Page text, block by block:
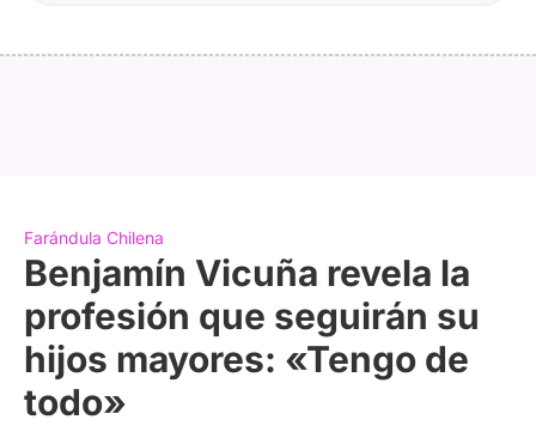
Farándula Chilena
Benjamín Vicuña revela la
profesión que seguirán su
hijos mayores: «Tengo de
todo»